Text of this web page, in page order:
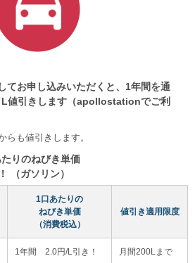
てお申し込みいただくと、1年間を通
L値引きします（apollostationでご利
らも値引きします。
りのねびき単価
（ガソリン）
1口あたりの
ねびき単価
（消費税込）
値引き適用限度
1年間 2.0円/L引き！ 月間200Lまで